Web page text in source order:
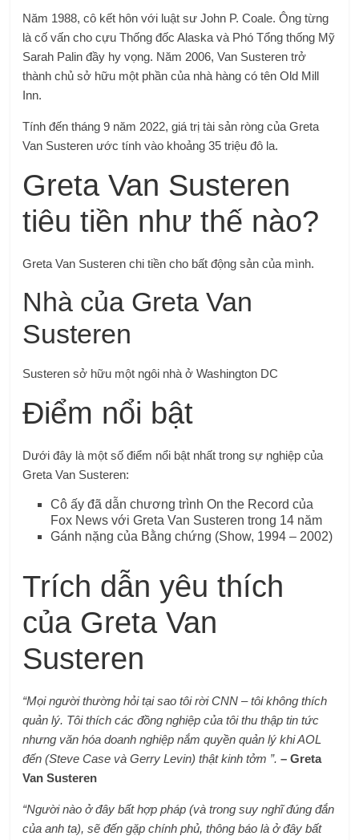
Năm 1988, cô kết hôn với luật sư John P. Coale. Ông từng
là cố vấn cho cựu Thống đốc Alaska và Phó Tổng thống Mỹ
Sarah Palin đầy hy vọng. Năm 2006, Van Susteren trở
thành chủ sở hữu một phần của nhà hàng có tên Old Mill
Inn.
Tính đến tháng 9 năm 2022, giá trị tài sản ròng của Greta
Van Susteren ước tính vào khoảng 35 triệu đô la.
Greta Van Susteren
tiêu tiền như thế nào?
Greta Van Susteren chi tiền cho bất động sản của mình.
Nhà của Greta Van
Susteren
Susteren sở hữu một ngôi nhà ở Washington DC
Điểm nổi bật
Dưới đây là một số điểm nổi bật nhất trong sự nghiệp của
Greta Van Susteren:
Cô ấy đã dẫn chương trình On the Record của
Fox News với Greta Van Susteren trong 14 năm
Gánh nặng của Bằng chứng (Show, 1994 – 2002)
Trích dẫn yêu thích
của Greta Van
Susteren
“Mọi người thường hỏi tại sao tôi rời CNN – tôi không thích
quản lý. Tôi thích các đồng nghiệp của tôi thu thập tin tức
nhưng văn hóa doanh nghiệp nắm quyền quản lý khi AOL
đến (Steve Case và Gerry Levin) thật kinh tởm ”.– Greta
Van Susteren
“Người nào ở đây bất hợp pháp (và trong suy nghĩ đúng đắn
của anh ta), sẽ đến gặp chính phủ, thông báo là ở đây bất